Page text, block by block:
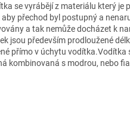
se vyrábějí z materiálu který je
přechod byl postupný a
a tak nemůže docházet k
jsou především prodloužené
přímo v úchytu vodítka.Vodítka
kombinovaná s modrou, nebo